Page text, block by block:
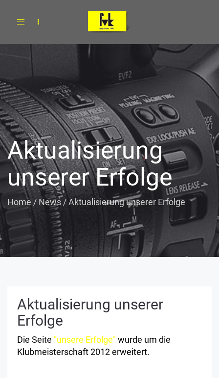
Toggle
Aktualisierung
unserer Erfolge
Home / News /Aktualisierung unserer Erfolge
Aktualisierung unserer
Erfolge
Die Seite "unsere Erfolge" wurde um die
Klubmeisterschaft 2012 erweitert.